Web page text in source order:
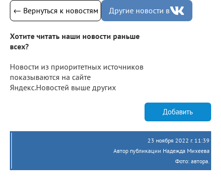
← Вернуться к новостям Другие новости в
Хотите читать наши новости раньше
всех?
Новости из приоритетных источников
показываются на сайте
Яндекс.Новостей выше других
Добавить
23 ноября 2022 г. 11:39
Автор публикации Надежда Михеева
Фото: автора.